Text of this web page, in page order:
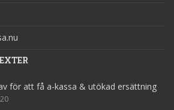
för att få a-kassa & utökad ersättning